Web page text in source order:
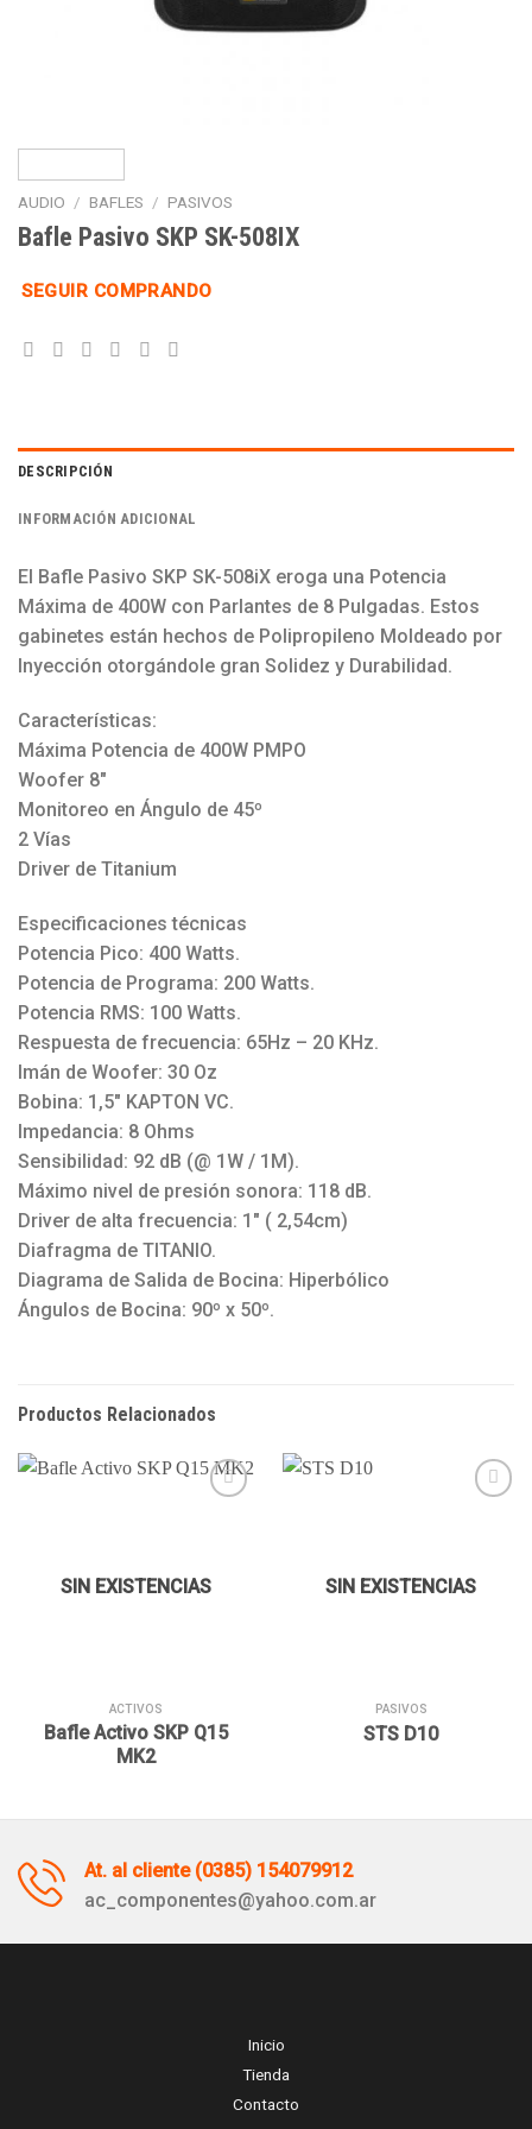
AUDIO / BAFLES / PASIVOS
Bafle Pasivo SKP SK-508IX
SEGUIR COMPRANDO
DESCRIPCIÓN
INFORMACIÓN ADICIONAL
El Bafle Pasivo SKP SK-508iX eroga una Potencia
Máxima de 400W con Parlantes de 8 Pulgadas. Estos
gabinetes están hechos de Polipropileno Moldeado por
Inyección otorgándole gran Solidez y Durabilidad.
Características:
Máxima Potencia de 400W PMPO
Woofer 8″
Monitoreo en Ángulo de 45º
2 Vías
Driver de Titanium
Especificaciones técnicas
Potencia Pico: 400 Watts.
Potencia de Programa: 200 Watts.
Potencia RMS: 100 Watts.
Respuesta de frecuencia: 65Hz – 20 KHz.
Imán de Woofer: 30 Oz
Bobina: 1,5″ KAPTON VC.
Impedancia: 8 Ohms
Sensibilidad: 92 dB (@ 1W / 1M).
Máximo nivel de presión sonora: 118 dB.
Driver de alta frecuencia: 1″ ( 2,54cm)
Diafragma de TITANIO.
Diagrama de Salida de Bocina: Hiperbólico
Ángulos de Bocina: 90º x 50º.
Productos Relacionados
lista de
SIN EXISTENCIAS
ACTIVOS
Bafle Activo SKP Q15
MK2
lista de
SIN EXISTENCIAS
PASIVOS
STS D10
At. al cliente (0385) 154079912
ac_componentes@yahoo.com.ar
Inicio
Tienda
Contacto